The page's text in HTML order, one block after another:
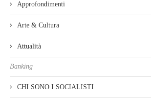
Approfondimenti
Arte & Cultura
Attualità
Banking
CHI SONO I SOCIALISTI